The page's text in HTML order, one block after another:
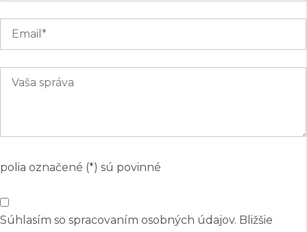
polia označené (*) sú povinné
Súhlasím so spracovaním osobných údajov. Bližšie